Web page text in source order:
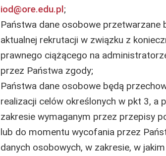
iod@ore.edu.pl;
Państwa dane osobowe przetwarzane
aktualnej rekrutacji w związku z
prawnego ciążącego na
przez Państwa zgody;
Państwa dane osobowe będą
realizacji celów określonych w pkt 3, a
zakresie wymaganym przez przepisy
lub do momentu wycofania przez
danych osobowych, w zakresie, w